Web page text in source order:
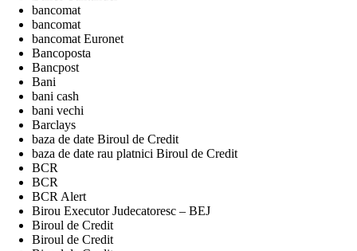
bancomat
bancomat
bancomat Euronet
Bancoposta
Bancpost
Bani
bani cash
bani vechi
Barclays
baza de date Biroul de Credit
baza de date rau platnici Biroul de Credit
BCR
BCR
BCR Alert
Birou Executor Judecatoresc – BEJ
Biroul de Credit
Biroul de Credit